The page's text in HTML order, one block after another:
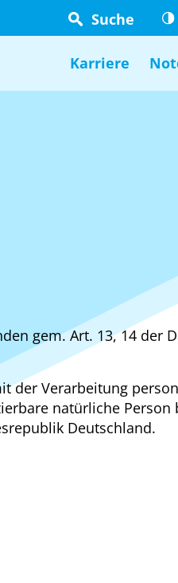
Suche
Karriere
gem. Art. 13, 14 der
der Verarbeitung
natürliche Person
Deutschland.